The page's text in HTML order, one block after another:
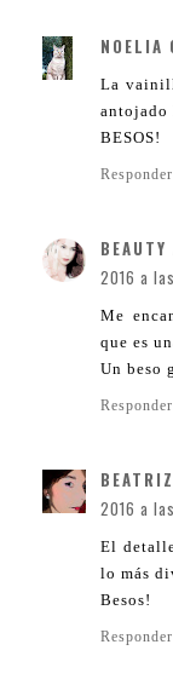
NOELIA
La
antojado
BESOS!
Responder
2016 a
Me
que es
Un beso
Responder
2016 a
El
lo más
Besos!
Responder